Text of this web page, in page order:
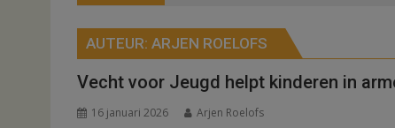
AUTEUR: ARJEN ROELOFS
Vecht voor Jeugd helpt kinderen in
16 januari 2026 Arjen Roelofs